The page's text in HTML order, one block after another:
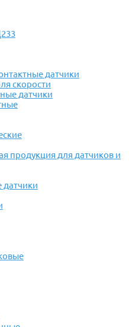
датчики
скорости
датчики
продукция для датчиков и
датчики